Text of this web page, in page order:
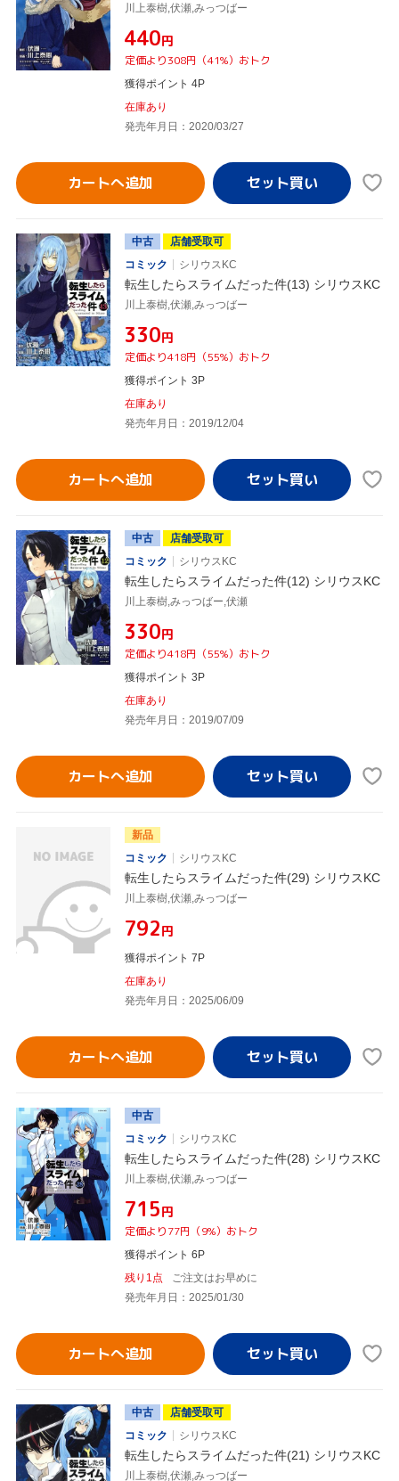
川上泰樹,伏瀬,みっつばー
¥440円
定価より308円（41%）おトク
獲得ポイント 4P
在庫あり
発売年月日：2020/03/27
カートへ追加
中古
店舗受取可
コミック
シリウスKC
転生したらスライムだった件(13) シリウスKC
川上泰樹,伏瀬,みっつばー
¥330円
定価より418円（55%）おトク
獲得ポイント 3P
在庫あり
発売年月日：2019/12/04
カートへ追加
中古
店舗受取可
コミック
シリウスKC
転生したらスライムだった件(12) シリウスKC
川上泰樹,みっつばー,伏瀬
¥330円
定価より418円（55%）おトク
獲得ポイント 3P
在庫あり
発売年月日：2019/07/09
カートへ追加
新品
コミック
シリウスKC
転生したらスライムだった件(29) シリウスKC
川上泰樹,伏瀬,みっつばー
¥792円
獲得ポイント 7P
在庫あり
発売年月日：2025/06/09
カートへ追加
中古
コミック
シリウスKC
転生したらスライムだった件(28) シリウスKC
川上泰樹,伏瀬,みっつばー
¥715円
定価より77円（9%）おトク
獲得ポイント 6P
残り1点
ご注文はお早めに
発売年月日：2025/01/30
カートへ追加
中古
店舗受取可
コミック
シリウスKC
転生したらスライムだった件(21) シリウスKC
川上泰樹,伏瀬,みっつばー